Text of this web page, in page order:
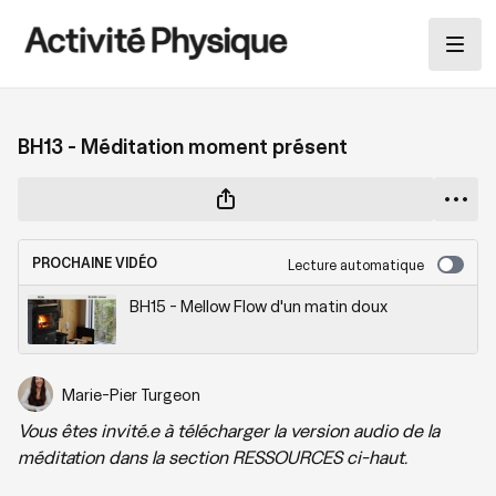
BH13 - Méditation moment présent
PROCHAINE VIDÉO Lecture automatique
BH15 - Mellow Flow d'un matin doux
Marie-Pier Turgeon
Vous êtes invité.e à télécharger la version audio de la
méditation dans la section RESSOURCES ci-haut.